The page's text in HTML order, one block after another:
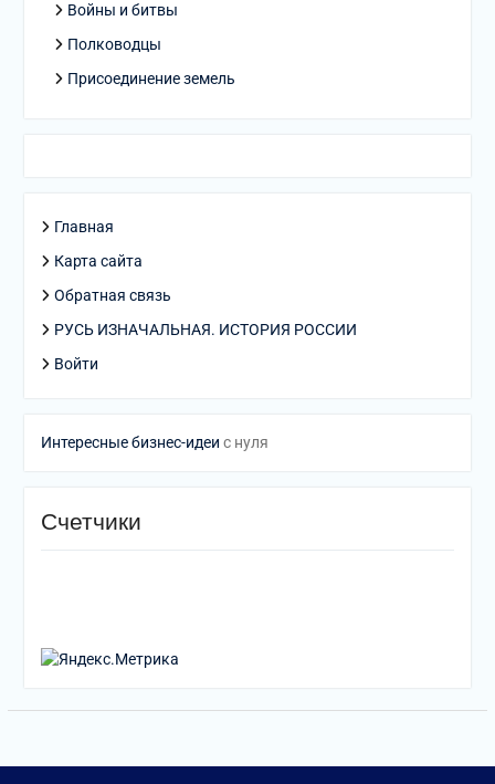
Войны и битвы
Полководцы
Присоединение земель
Главная
Карта сайта
Обратная связь
РУСЬ ИЗНАЧАЛЬНАЯ. ИСТОРИЯ РОССИИ
Войти
Интересные бизнес-идеи с нуля
Счетчики